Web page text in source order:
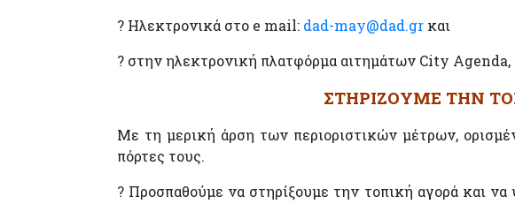
? Hλεκτρονικά στο e mail: dad-may@dad.gr και
? στην ηλεκτρονική πλατφόρμα αιτημάτων City Agenda,
ΣΤΗΡΙΖΟΥΜΕ ΤΗΝ
Με τη μερική άρση των περιοριστικών μέτρων,
πόρτες τους.
? Προσπαθούμε να στηρίξουμε την τοπική αγορά και